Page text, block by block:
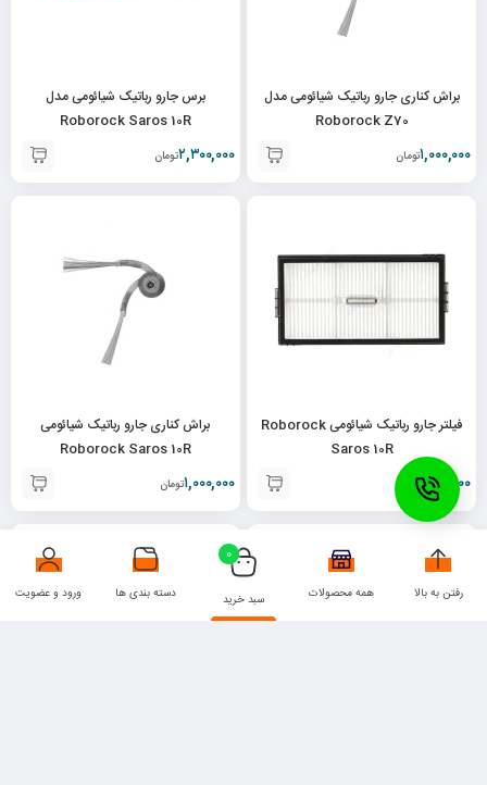
براش کناری جارو رباتیک شیائومی مدل
Roborock Z70
۱,۰۰۰,۰۰۰تومان
برس جارو رباتیک شیائومی مدل
Roborock Saros 10R
۲,۳۰۰,۰۰۰تومان
فیلتر جارو رباتیک شیائومی Roborock
Saros 10R
۹۰۰,۰۰۰تومان
براش کناری جارو رباتیک شیائومی
Roborock Saros 10R
۱,۰۰۰,۰۰۰تومان
رفتن به بالا همه محصولات
0
سبد خرید دسته بندی ها ورود و عضویت